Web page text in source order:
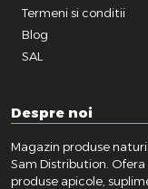
Termeni si conditii
Blog
SAL
Despre noi
Magazin produse
Sam Distribution.
produse apicole,